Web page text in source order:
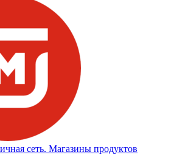
сеть. Магазины продуктов